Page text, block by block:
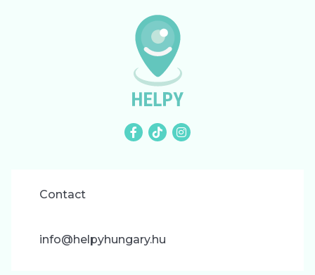
Contact
info@helpyhungary.hu